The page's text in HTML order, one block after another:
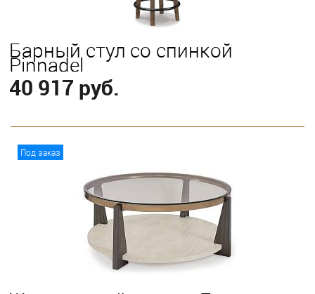
Барный стул со спинкой
Pinnadel
40 917 руб.
Под заказ